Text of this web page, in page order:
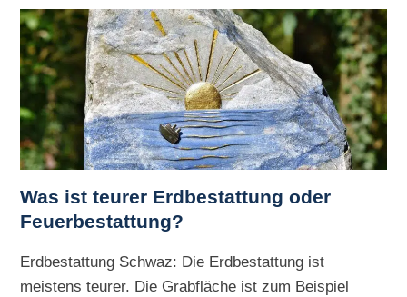
Was ist teurer Erdbestattung oder
Feuerbestattung?
Erdbestattung Schwaz: Die Erdbestattung ist
meistens teurer. Die Grabfläche ist zum Beispiel